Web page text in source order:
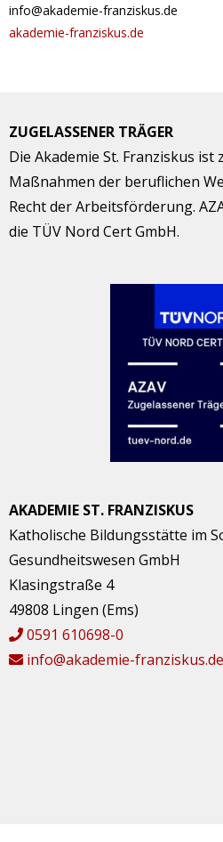
info@akademie-franziskus.de
akademie-franziskus.de
ZUGELASSENER TRÄGER
Die Akademie St. Franziskus
Maßnahmen der beruflichen
Recht der Arbeitsförderung.
die TÜV Nord Cert GmbH.
AKADEMIE ST. FRANZISKUS
Katholische Bildungsstätte im
Gesundheitswesen GmbH
Klasingstraße 4
49808 Lingen (Ems)
0591 610698-0
info@akademie-franziskus.de